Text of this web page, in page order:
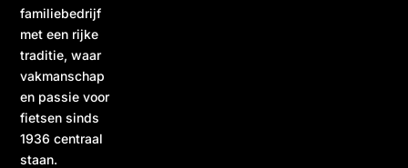
familiebedrijf
met een rijke
traditie, waar
vakmanschap
en passie voor
fietsen sinds
1936 centraal
staan.